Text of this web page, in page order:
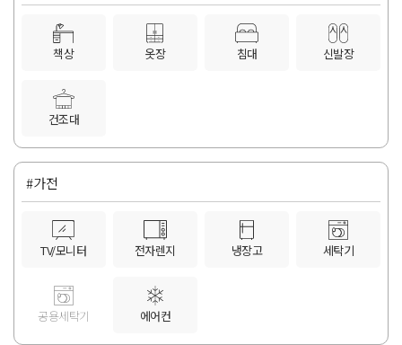
책상 옷장 침대 신발장
건조대
#가전
TV/모니터 전자렌지 냉장고 세탁기
공용세탁기 에어컨